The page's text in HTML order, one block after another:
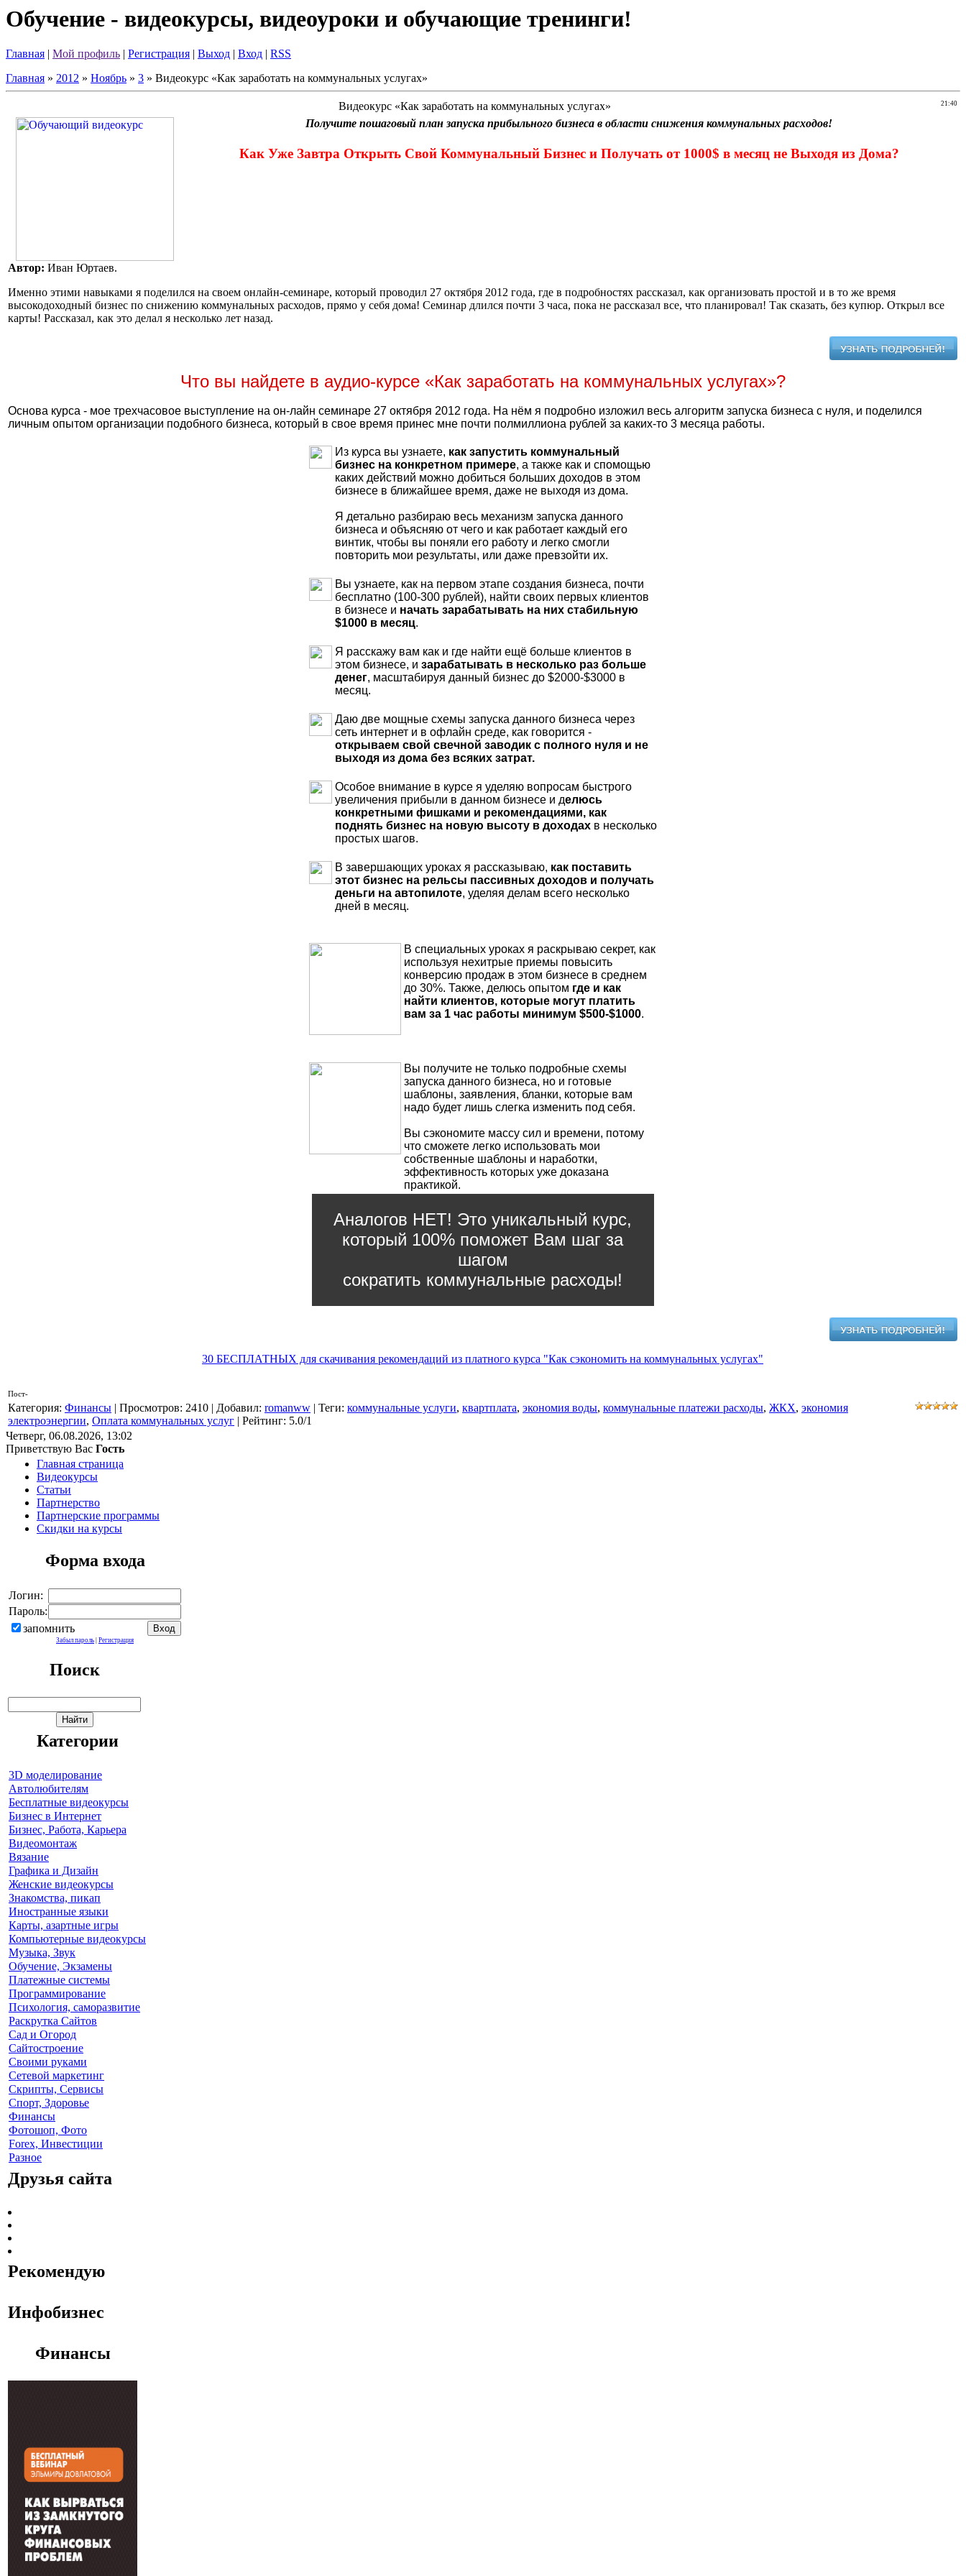
Обучение - видеокурсы, видеоуроки и обучающие тренинги!
Главная | Мой профиль | Регистрация | Выход | Вход | RSS
Главная » 2012 » Ноябрь » 3 » Видеокурс «Как заработать на коммунальных услугах»
21:40
Видеокурс «Как заработать на коммунальных услугах»
Получите пошаговый план запуска прибыльного бизнеса в области снижения коммунальных расходов!
Как Уже Завтра Открыть Свой Коммунальный Бизнес и Получать от 1000$ в месяц не Выходя из Дома?
Автор: Иван Юртаев.
Именно этими навыками я поделился на своем онлайн-семинаре, который проводил 27 октября 2012 года, где в подробностях рассказал, как организовать простой и в то же время
высокодоходный бизнес по снижению коммунальных расходов, прямо у себя дома! Семинар длился почти 3 часа, пока не рассказал все, что планировал! Так сказать, без купюр. Открыл все
карты! Рассказал, как это делал я несколько лет назад.
Что вы найдете в аудио-курсе «Как заработать на коммунальных услугах»?
Основа курса - мое трехчасовое выступление на он-лайн семинаре 27 октября 2012 года. На нём я подробно изложил весь алгоритм запуска бизнеса с нуля, и поделился
личным опытом организации подобного бизнеса, который в свое время принес мне почти полмиллиона рублей за каких-то 3 месяца работы.
Из курса вы узнаете, как запустить коммунальный
бизнес на конкретном примере, а также как и спомощью
каких действий можно добиться больших доходов в этом
бизнесе в ближайшее время, даже не выходя из дома.
Я детально разбираю весь механизм запуска данного
бизнеса и объясняю от чего и как работает каждый его
винтик, чтобы вы поняли его работу и легко смогли
повторить мои результаты, или даже превзойти их.
Вы узнаете, как на первом этапе создания бизнеса, почти
бесплатно (100-300 рублей), найти своих первых клиентов
в бизнесе и начать зарабатывать на них стабильную
$1000 в месяц.
Я расскажу вам как и где найти ещё больше клиентов в
этом бизнесе, и зарабатывать в несколько раз больше
денег, масштабируя данный бизнес до $2000-$3000 в
месяц.
Даю две мощные схемы запуска данного бизнеса через
сеть интернет и в офлайн среде, как говорится -
открываем свой свечной заводик с полного нуля и не
выходя из дома без всяких затрат.
Особое внимание в курсе я уделяю вопросам быстрого
увеличения прибыли в данном бизнесе и делюсь
конкретными фишками и рекомендациями, как
поднять бизнес на новую высоту в доходахв несколько
простых шагов.
В завершающих уроках я рассказываю, как поставить
этот бизнес на рельсы пассивных доходов и получать
деньги на автопилоте, уделяя делам всего несколько
дней в месяц.
В специальных уроках я раскрываю секрет, как
используя нехитрые приемы повысить
конверсию продаж в этом бизнесе в среднем
до 30%. Также, делюсь опытом где и как
найти клиентов, которые могут платить
вам за 1 час работы минимум $500-$1000.
Вы получите не только подробные схемы
запуска данного бизнеса, но и готовые
шаблоны, заявления, бланки, которые вам
надо будет лишь слегка изменить под себя.
Вы сэкономите массу сил и времени, потому
что сможете легко использовать мои
собственные шаблоны и наработки,
эффективность которых уже доказана
практикой.
Аналогов НЕТ! Это уникальный курс,
который 100% поможет Вам шаг за
шагом
сократить коммунальные расходы!
30 БЕСПЛАТНЫХ для скачивания рекомендаций из платного курса "Как сэкономить на коммунальных услугах"
Пост-
Категория: Финансы | Просмотров: 2410 | Добавил: romanww | Теги: коммунальные услуги, квартплата, экономия воды, коммунальные платежи расходы, ЖКХ, экономия
электроэнергии, Оплата коммунальных услуг | Рейтинг: 5.0/1
Четверг, 06.08.2026, 13:02
Приветствую Вас Гость
Главная страница
Видеокурсы
Статьи
Партнерство
Партнерские программы
Скидки на курсы
Форма входа
Логин:
Пароль:
запомнить
Забыл пароль Регистрация
Поиск
Категории
3D моделирование
Автолюбителям
Бесплатные видеокурсы
Бизнес в Интернет
Бизнес, Работа, Карьера
Видеомонтаж
Вязание
Графика и Дизайн
Женские видеокурсы
Знакомства, пикап
Иностранные языки
Карты, азартные игры
Компьютерные видеокурсы
Музыка, Звук
Обучение, Экзамены
Платежные системы
Программирование
Психология, саморазвитие
Раскрутка Сайтов
Cад и Огород
Сайтостроение
Своими руками
Сетевой маркетинг
Скрипты, Сервисы
Спорт, Здоровье
Финансы
Фотошоп, Фото
Forex, Инвестиции
Разное
Друзья сайта
Рекомендую
Инфобизнес
Финансы